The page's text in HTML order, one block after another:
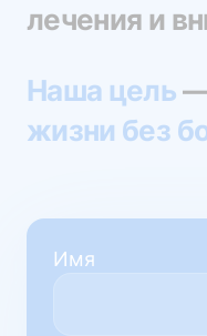
лечения и
Наша цель—
жизни без
Имя